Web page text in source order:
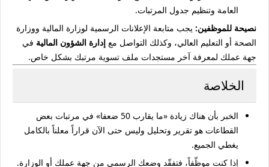
العامة وتنظيم جدول المرتبات.
نصيحة للموظفين: يجب متابعة الإعلانات الرسمية لوزارة المالية ووزارة
الصحة أو التعليم العالي، وكذلك التواصل مع إدارة الشؤون المالية في
جهة عملك لمعرفة آخر مستجدات ملف تسوية مرتبك بشكل خاص.
الخلاصة
الخبر بأن هناك زيادة «ما يقارب 50 ضعفا» في مرتبات بعض
القطاعات هو تقرير وتحليل وليس حتى الآن قراراً معلناً بالكامل
يغطي الجميع.
إذا كنت موظّفاً، فتفقّد وضعك الرسمي من جهة عملك أو الوزارة.